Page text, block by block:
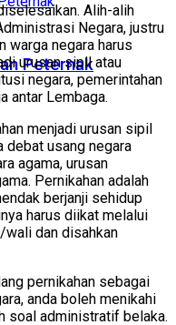
Peternak
Alih-alih
Negara, justru
warga negara harus
urusan sipil atau
negara, pemerintahan
antar Lembaga.
menjadi urusan sipil
debat usang negara
agama, urusan
Pernikahan adalah
berjanji sehidup
harus diikat melalui
wali dan disahkan
pernikahan sebagai
anda boleh menikahi
soal administratif belaka.